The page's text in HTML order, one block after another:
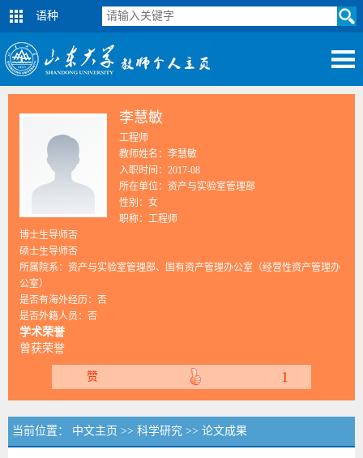
语种
李慧敏
工程师
教师姓名：李慧敏
入职时间：2017-08
所在单位：资产与实验室管理部
性别：女
职称：工程师
博士生导师否
硕士生导师否
所属院系：资产与实验室管理部、国有资产管理办公室（经营性资产管理办
公室）
是否有海外经历：否
是否外籍人员：否
学术荣誉
曾获荣誉
赞 1
当前位置： 中文主页 >> 科学研究 >> 论文成果